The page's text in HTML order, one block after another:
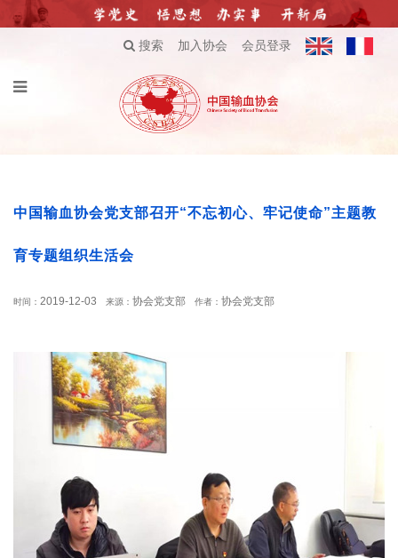
搜索 加入协会 会员登录
中国输血协会党支部召开“不忘初心、牢记使命”主题教
育专题组织生活会
时间： 2019-12-03 来源： 协会党支部 作者： 协会党支部